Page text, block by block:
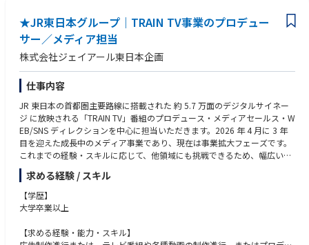
◼︎一緒に働くメンバー
・代表2名（CEO・COO）：経営判断・事業の大きな方向性を担っていま
す
・各サービス部門MGR：PR・SNS・広告・クリエイティブそれぞれの専門
チームと協業しながら提案を進めます。
・バックオフィス：営業事務・法務・経理・人事が連携してサポート。事
務的な業務の一部はバックオフィスがサポートします。
★JR東日本グループ｜TRAIN TV事業のプロデュー
サー／メディア担当
株式会社ジェイアール東日本企画
仕事内容
JR 東日本の首都圏主要路線に搭載された 約 5.7 万面のデジタルサイネー
ジ に放映される「TRAIN TV」番組のプロデュース・メディアセールス・W
EB/SNS ディレクションを中心に担当いただきます。2026 年 4 月に 3 年
目を迎えた成長中のメディア事業であり、現在は事業拡大フェーズです。
これまでの経験・スキルに応じて、他領域にも挑戦できるため、幅広いキ
ャリア形成が可能です。
参考：TRAIN TV 公式サイト https://ttv.jeki.co.jp/
求める経験 / スキル
【学歴】
大学卒業以上
【求める経験・能力・スキル】